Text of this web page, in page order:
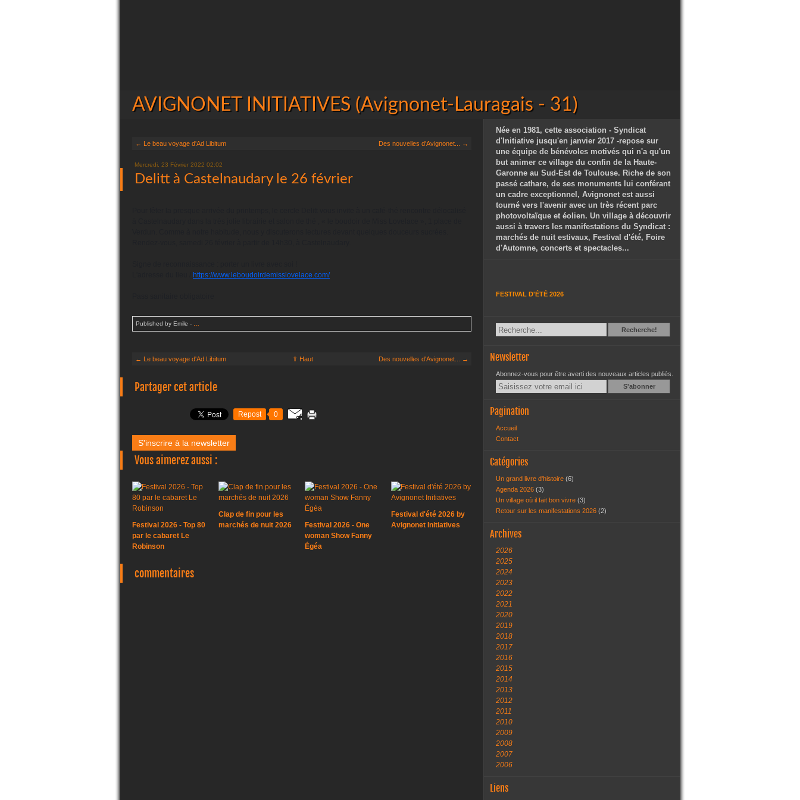
AVIGNONET INITIATIVES (Avignonet-Lauragais - 31)
← Le beau voyage d'Ad Libitum Des nouvelles d'Avignonet... →
Mercredi, 23 Février 2022 02:02
Delitt à Castelnaudary le 26 février
https://www.leboudoirdemisslovelace.com/
Published by Emile -
← Le beau voyage d'Ad Libitum ⇧ Haut Des nouvelles d'Avignonet... →
Partager cet article
Repost 0
S'inscrire à la newsletter
Vous aimerez aussi :
Festival 2026 - Top 80
par le cabaret Le
Robinson
Clap de fin pour les
marchés de nuit 2026
Festival 2026 - One
woman Show Fanny
Égéa
Festival d'été 2026 by
Avignonet Initiatives
commentaires
Née en 1981, cette association - Syndicat
d'Initiative jusqu'en janvier 2017 -repose sur
une équipe de bénévoles motivés qui n'a qu'un
but animer ce village du confin de la Haute-
Garonne au Sud-Est de Toulouse. Riche de son
passé cathare, de ses monuments lui conférant
un cadre exceptionnel, Avignonet est aussi
tourné vers l'avenir avec un très récent parc
photovoltaïque et éolien. Un village à découvrir
aussi à travers les manifestations du Syndicat :
marchés de nuit estivaux, Festival d'été, Foire
d'Automne, concerts et spectacles...
FESTIVAL D'ÉTÉ 2026
RechercheRecherche!
Newsletter
Abonnez-vous pour être averti des nouveaux articles publiés.
Email
Pagination
Accueil
Contact
Catégories
Un grand livre d'histoire (6)
Agenda 2026 (3)
Un village où il fait bon vivre (3)
Retour sur les manifestations 2026 (2)
Archives
2026
2025
2024
2023
2022
2021
2020
2019
2018
2017
2016
2015
2014
2013
2012
2011
2010
2009
2008
2007
2006
Liens